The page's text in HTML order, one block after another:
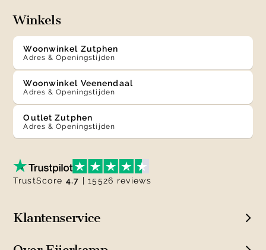
Winkels
Woonwinkel Zutphen
Adres & Openingstijden
Woonwinkel Veenendaal
Adres & Openingstijden
Outlet Zutphen
Adres & Openingstijden
Klantenservice
TrustScore 4.7 | 15526 reviews